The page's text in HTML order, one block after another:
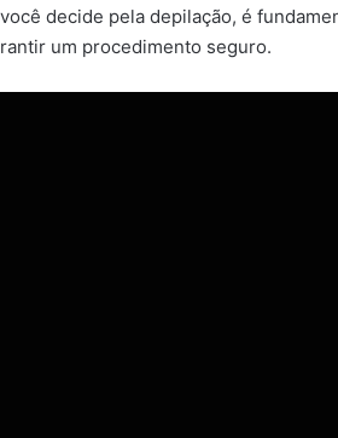
decide pela depilação, é
um procedimento seguro.